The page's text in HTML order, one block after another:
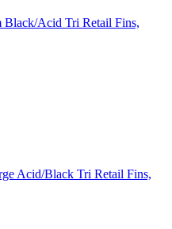
Acid Tri Retail Fins,
Acid/Black Tri Retail Fins,